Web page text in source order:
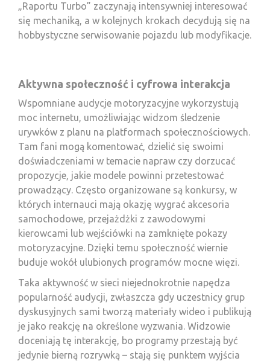
„Raportu Turbo” zaczynają intensywniej interesować
się mechaniką, a w kolejnych krokach decydują się na
hobbystyczne serwisowanie pojazdu lub modyfikacje.
Aktywna społeczność i cyfrowa interakcja
Wspomniane audycje motoryzacyjne wykorzystują
moc internetu, umożliwiając widzom śledzenie
urywków z planu na platformach społecznościowych.
Tam fani mogą komentować, dzielić się swoimi
doświadczeniami w temacie napraw czy dorzucać
propozycje, jakie modele powinni przetestować
prowadzący. Często organizowane są konkursy, w
których internauci mają okazję wygrać akcesoria
samochodowe, przejażdżki z zawodowymi
kierowcami lub wejściówki na zamknięte pokazy
motoryzacyjne. Dzięki temu społeczność wiernie
buduje wokół ulubionych programów mocne więzi.
Taka aktywność w sieci niejednokrotnie napędza
popularność audycji, zwłaszcza gdy uczestnicy grup
dyskusyjnych sami tworzą materiały wideo i publikują
je jako reakcję na określone wyzwania. Widzowie
doceniają tę interakcję, bo programy przestają być
jedynie bierną rozrywką – stają się punktem wyjścia